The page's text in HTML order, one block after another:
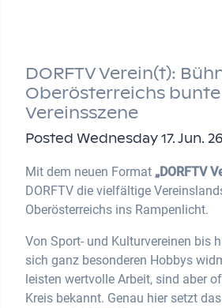
DORFTV Verein(t):
Oberösterreichs bunte
Vereinsszene
Posted Wednesday 17. Jun.
Mit dem neuen Format „DORFTV
DORFTV die vielfältige
Oberösterreichs ins Rampenlicht.
Von Sport- und Kulturvereinen bis
sich ganz besonderen Hobbys
leisten wertvolle Arbeit, sind aber
Kreis bekannt. Genau hier setzt